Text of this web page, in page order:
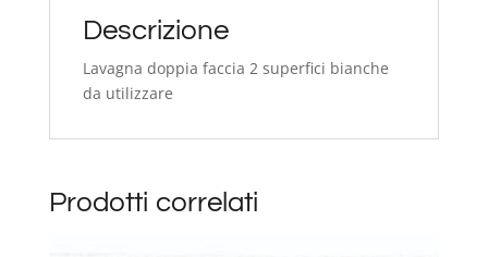
Descrizione
Lavagna doppia faccia 2 superfici bianche
da utilizzare
Prodotti correlati